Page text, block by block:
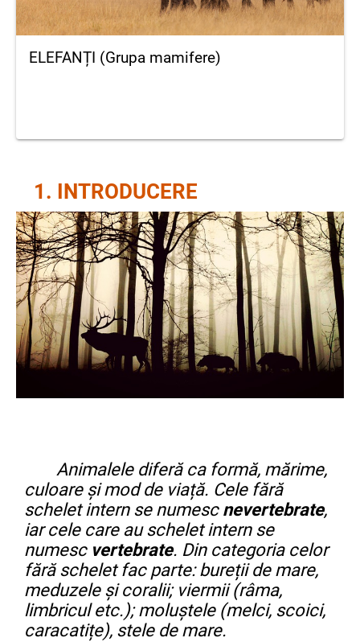
ELEFANȚI (Grupa mamifere)
1. INTRODUCERE
Animalele diferă ca formă, mărime,
culoare și mod de viață. Cele fără
schelet intern se numesc nevertebrate,
iar cele care au schelet intern se
numesc vertebrate. Din categoria celor
fără schelet fac parte: bureții de mare,
meduzele și coralii; viermii (râma,
limbricul etc.); moluștele (melci, scoici,
caracatițe), stele de mare.